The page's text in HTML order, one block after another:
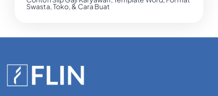
Swasta, Toko, & Cara Buat